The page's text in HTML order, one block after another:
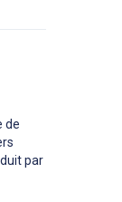
de
par